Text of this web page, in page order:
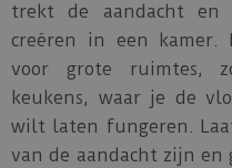
trekt de aandacht en
creëren in een kamer.
voor grote ruimtes,
keukens, waar je de
wilt laten fungeren.
van de aandacht zijn en